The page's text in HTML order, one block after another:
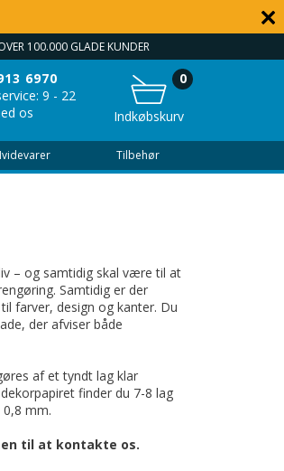
100.000 GLADE KUNDER
6970
9 - 22
os
Indkøbskurv
0
Tilbehør
– og samtidig skal være til at
Samtidig er der
farver, design og kanter. Du
der afviser både
af et tyndt lag klar
finder du 7-8 lag
mm.
til at kontakte os.